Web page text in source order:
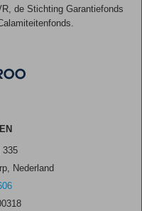
de Stichting Garantiefonds
335
Nederland